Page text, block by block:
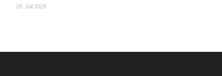
28. Juli 2026